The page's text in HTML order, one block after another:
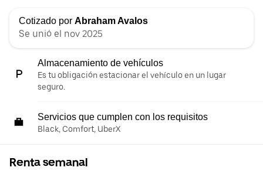
Cotizado por Abraham Avalos
Se unió el nov 2025
Almacenamiento de vehículos
Es tu obligación estacionar el vehículo en un lugar
seguro.
Servicios que cumplen con los requisitos
Black, Comfort, UberX
Renta semanal